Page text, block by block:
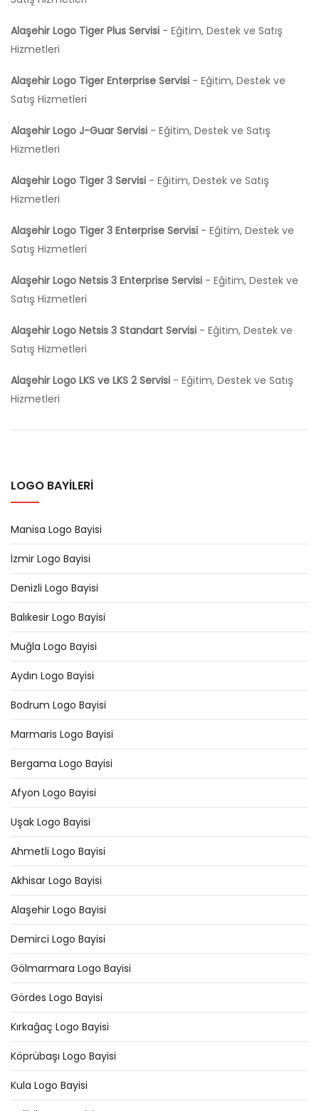
Alaşehir Logo Tiger Plus Servisi - Eğitim, Destek ve Satış
Hizmetleri
Alaşehir Logo Tiger Enterprise Servisi - Eğitim, Destek ve
Satış Hizmetleri
Alaşehir Logo J-Guar Servisi - Eğitim, Destek ve Satış
Hizmetleri
Alaşehir Logo Tiger 3 Servisi - Eğitim, Destek ve Satış
Hizmetleri
Alaşehir Logo Tiger 3 Enterprise Servisi - Eğitim, Destek ve
Satış Hizmetleri
Alaşehir Logo Netsis 3 Enterprise Servisi - Eğitim, Destek ve
Satış Hizmetleri
Alaşehir Logo Netsis 3 Standart Servisi - Eğitim, Destek ve
Satış Hizmetleri
Alaşehir Logo LKS ve LKS 2 Servisi - Eğitim, Destek ve Satış
Hizmetleri
LOGO BAYİLERİ
Manisa Logo Bayisi
İzmir Logo Bayisi
Denizli Logo Bayisi
Balıkesir Logo Bayisi
Muğla Logo Bayisi
Aydın Logo Bayisi
Bodrum Logo Bayisi
Marmaris Logo Bayisi
Bergama Logo Bayisi
Afyon Logo Bayisi
Uşak Logo Bayisi
Ahmetli Logo Bayisi
Akhisar Logo Bayisi
Alaşehir Logo Bayisi
Demirci Logo Bayisi
Gölmarmara Logo Bayisi
Gördes Logo Bayisi
Kırkağaç Logo Bayisi
Köprübaşı Logo Bayisi
Kula Logo Bayisi